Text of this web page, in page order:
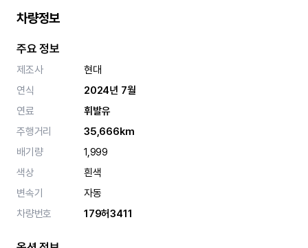
차량정보
주요 정보
제조사
현대
연식
2024년 7월
연료
휘발유
주행거리
35,666km
배기량
1,999
색상
흰색
변속기
자동
차량번호
179허3411